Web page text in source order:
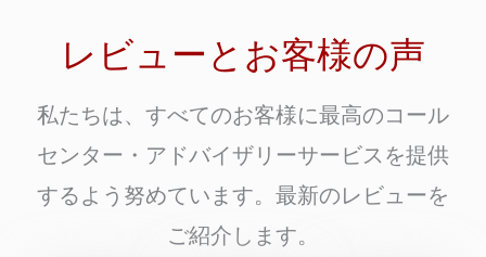
レビューとお客様の声
私たちは、すべてのお客様に最高のコール
センター・アドバイザリーサービスを提供
するよう努めています。最新のレビューを
ご紹介します。